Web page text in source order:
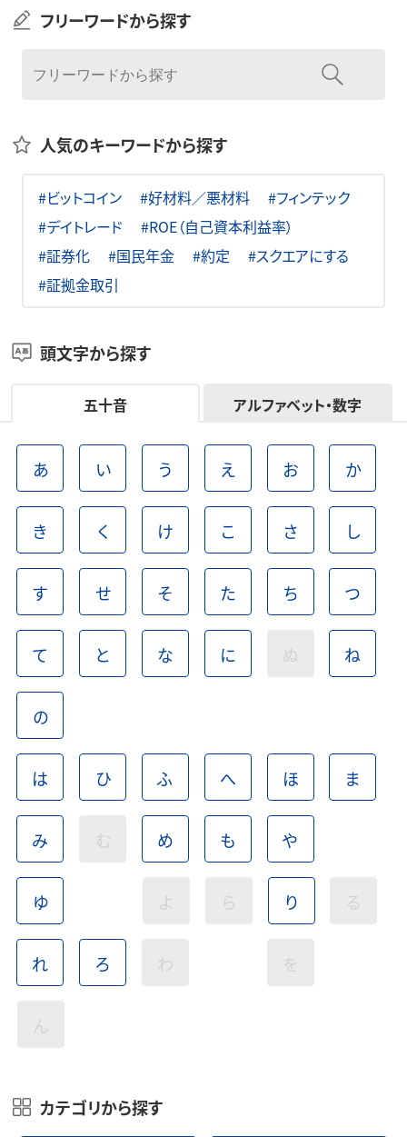
フリーワードから探す
人気のキーワードから探す
#ビットコイン #好材料／悪材料
#フィンテック
#デイトレード
#ROE（自己資本利益率）
#証券化
#国民年金 #約定
#スクエアにする
#証拠金取引
頭文字から探す
五十音 アルファベット・数字
あ い う え お か
き く け こ さ し
す せ そ た ち つ
て と な に ぬ ね
の
は ひ ふ へ ほ ま
み む め も や
ゆ よ ら り る
れ ろ わ を
ん
カテゴリから探す